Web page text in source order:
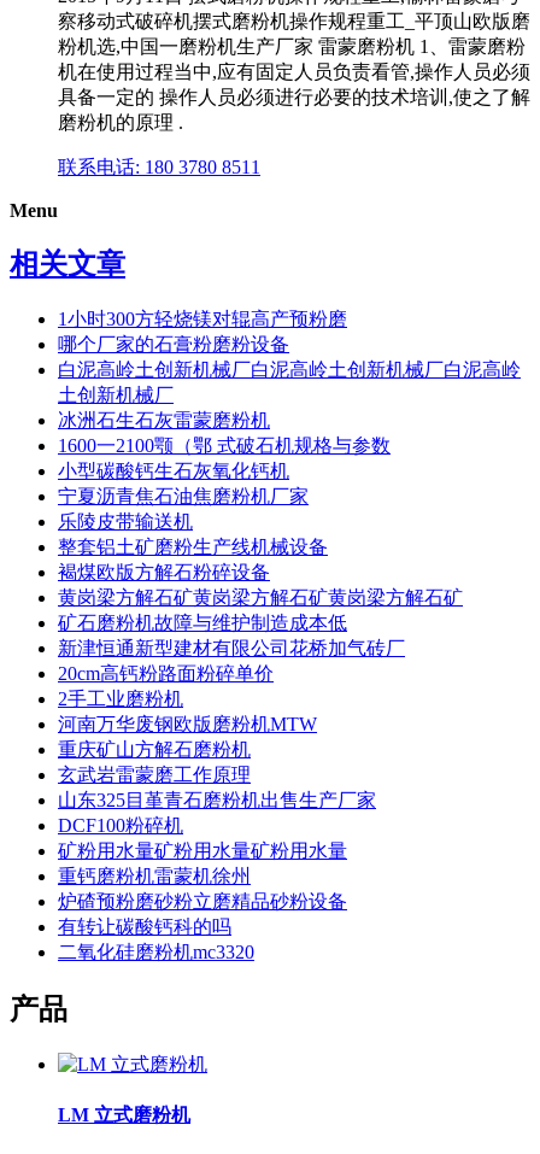
察移动式破碎机摆式磨粉机操作规程重工_平顶山欧版磨
粉机选,中国一磨粉机生产厂家 雷蒙磨粉机 1、雷蒙磨粉
机在使用过程当中,应有固定人员负责看管,操作人员必须
具备一定的 操作人员必须进行必要的技术培训,使之了解
磨粉机的原理 .
联系电话: 180 3780 8511
Menu
相关文章
1小时300方轻烧镁对辊高产预粉磨
哪个厂家的石膏粉磨粉设备
白泥高岭土创新机械厂白泥高岭土创新机械厂白泥高岭
土创新机械厂
冰洲石生石灰雷蒙磨粉机
1600一2100颚（鄂 式破石机规格与参数
小型碳酸钙生石灰氧化钙机
宁夏沥青焦石油焦磨粉机厂家
乐陵皮带输送机
整套铝土矿磨粉生产线机械设备
褐煤欧版方解石粉碎设备
黄岗梁方解石矿黄岗梁方解石矿黄岗梁方解石矿
矿石磨粉机故障与维护制造成本低
新津恒通新型建材有限公司花桥加气砖厂
20cm高钙粉路面粉碎单价
2手工业磨粉机
河南万华废钢欧版磨粉机MTW
重庆矿山方解石磨粉机
玄武岩雷蒙磨工作原理
山东325目堇青石磨粉机出售生产厂家
DCF100粉碎机
矿粉用水量矿粉用水量矿粉用水量
重钙磨粉机雷蒙机徐州
炉碴预粉磨砂粉立磨精品砂粉设备
有转让碳酸钙科的吗
二氧化硅磨粉机mc3320
产品
LM 立式磨粉机